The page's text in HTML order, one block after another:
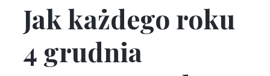
Jak każdego roku
4 grudnia